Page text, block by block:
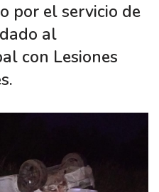
por el servicio de
al
con Lesiones